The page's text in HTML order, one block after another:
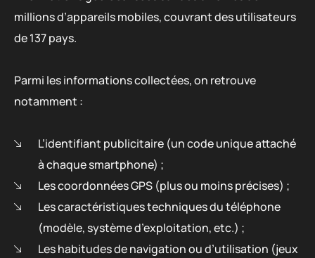
millions d’appareils mobiles, couvrant des utilisateurs
de 137 pays.
Parmi les informations collectées, on retrouve
notamment :
L’identifiant publicitaire (un code unique attaché
à chaque smartphone) ;
Les coordonnées GPS (plus ou moins précises) ;
Les caractéristiques techniques du téléphone
(modèle, système d’exploitation, etc.) ;
Les habitudes de navigation ou d’utilisation (jeux